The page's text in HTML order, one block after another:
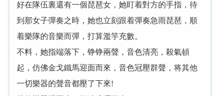
好在隊伍裏還有一個琵琶女，她盯着對方的手指，待
到那女子彈奏之時，她也立刻跟着彈奏急雨琵琶，順
着樂隊的音樂而彈，打算濫竽充數。
不料，她指端落下，铮铮兩聲，音色清亮，殺氣頓
起，仿佛金戈鐵馬迎面而來，音色冠壓群聲，将其他
一切樂器的聲音都壓了下來!